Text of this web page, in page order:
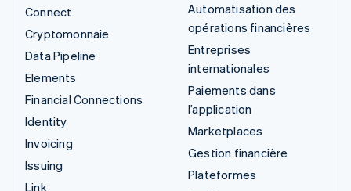
Connect
Cryptomonnaie
Data Pipeline
Elements
Financial Connections
Identity
Invoicing
Issuing
Link
Automatisation des
opérations financières
Entreprises
internationales
Paiements dans
l’application
Marketplaces
Gestion financière
Plateformes